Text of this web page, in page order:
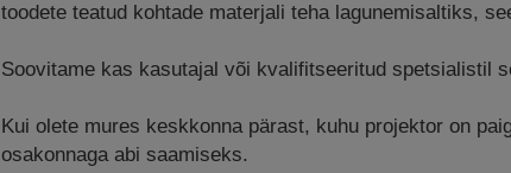
toodete teatud kohtade materjali teha lagunemisaltiks,
Soovitame kas kasutajal või kvalifitseeritud spetsialistil
Kui olete mures keskkonna pärast, kuhu projektor on
osakonnaga abi saamiseks.